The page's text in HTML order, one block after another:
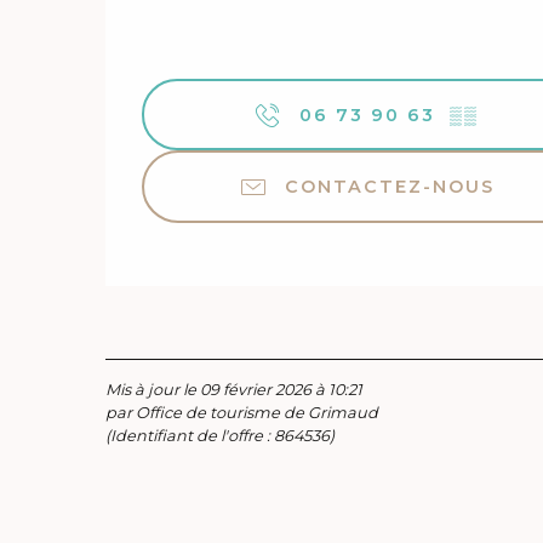
06 73 90 63 ▒▒
CONTACTEZ-NOUS
Mis à jour le 09 février 2026 à 10:21
par Office de tourisme de Grimaud
(Identifiant de l'offre : 864536)